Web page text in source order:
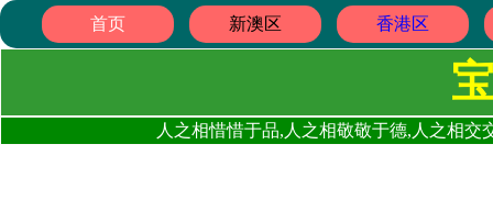
首页 新澳区 香港区
人之相惜惜于品,人之相敬敬于德,人之相